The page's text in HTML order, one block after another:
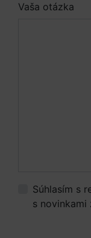
Vaša otázka
Súhlasím s
s novinkami